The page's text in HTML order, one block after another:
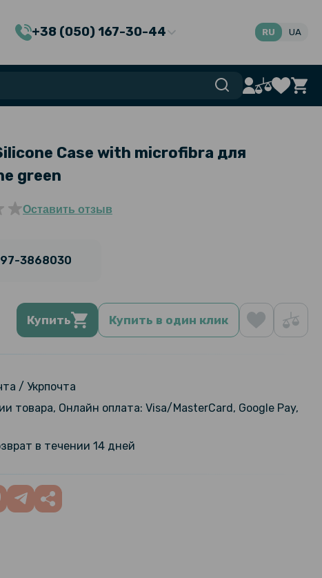
+38 (050) 167-30-44 RU UA
Case with microfibra для
green
Оставить отзыв
3868030
Купить Купить в один клик
/ Укрпочта
товара, Онлайн оплата: Visa/MasterCard, Google Pay,
в течении 14 дней